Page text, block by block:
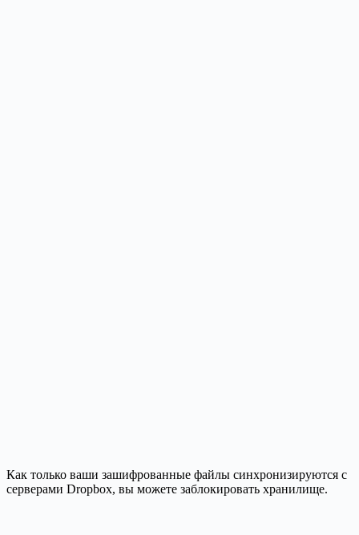
Как только ваши зашифрованные файлы синхронизируются с
серверами Dropbox, вы можете заблокировать хранилище.